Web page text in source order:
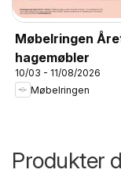
Møbelringen
hagemøbler
10/03 - 11/08/2026
Møbelringen
Produkter